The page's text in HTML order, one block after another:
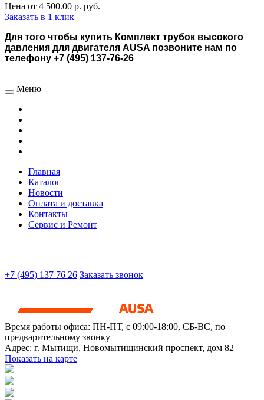
Цена от 4 500.00 р. руб.
Заказать в 1 клик
Для того чтобы купить Комплект трубок высокого
давления для двигателя AUSA позвоните нам по
телефону +7 (495) 137-76-26
Меню
Главная
Каталог
Новости
Оплата и доставка
Контакты
Сервис и Ремонт
+7 (495) 137 76 26 Заказать звонок
Время работы офиса: ПН-ПТ, с 09:00-18:00, СБ-ВС, по
предварительному звонку
Адрес: г. Мытищи, Новомытищинский проспект, дом 82
Показать на карте